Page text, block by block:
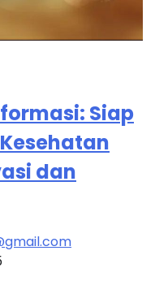
Siap
dan